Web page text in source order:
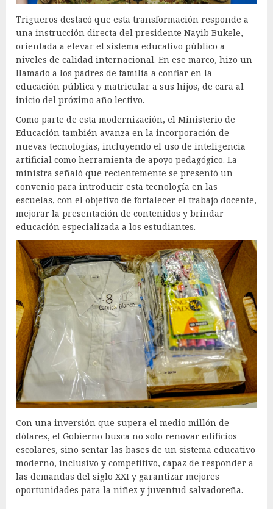
Trigueros destacó que esta transformación responde a
una instrucción directa del presidente Nayib Bukele,
orientada a elevar el sistema educativo público a
niveles de calidad internacional. En ese marco, hizo un
llamado a los padres de familia a confiar en la
educación pública y matricular a sus hijos, de cara al
inicio del próximo año lectivo.
Como parte de esta modernización, el Ministerio de
Educación también avanza en la incorporación de
nuevas tecnologías, incluyendo el uso de inteligencia
artificial como herramienta de apoyo pedagógico. La
ministra señaló que recientemente se presentó un
convenio para introducir esta tecnología en las
escuelas, con el objetivo de fortalecer el trabajo docente,
mejorar la presentación de contenidos y brindar
educación especializada a los estudiantes.
Con una inversión que supera el medio millón de
dólares, el Gobierno busca no solo renovar edificios
escolares, sino sentar las bases de un sistema educativo
moderno, inclusivo y competitivo, capaz de responder a
las demandas del siglo XXI y garantizar mejores
oportunidades para la niñez y juventud salvadoreña.